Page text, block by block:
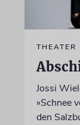
THEATER
Jossi
»Schnee
den